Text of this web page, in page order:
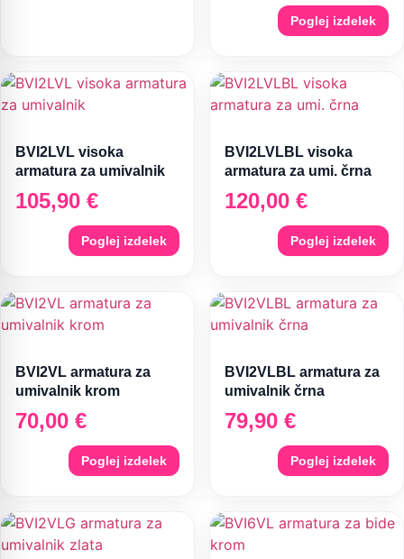
Poglej izdelek
BVI2LVL visoka
armatura za umivalnik
105,90 €
Poglej izdelek
BVI2LVLBL visoka
armatura za umi. črna
120,00 €
Poglej izdelek
BVI2VL armatura za
umivalnik krom
70,00 €
Poglej izdelek
BVI2VLBL armatura za
umivalnik črna
79,90 €
Poglej izdelek